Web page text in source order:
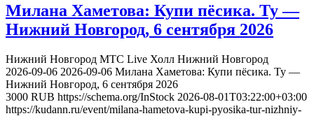
Милана Хаметова: Купи пёсика. Ту —
Нижний Новгород, 6 сентября 2026
Нижний Новгород МТС Live Холл Нижний Новгород
2026-09-06 2026-09-06 Милана Хаметова: Купи пёсика. Ту —
Нижний Новгород, 6 сентября 2026
3000 RUB https://schema.org/InStock 2026-08-01T03:22:00+03:00
https://kudann.ru/event/milana-hametova-kupi-pyosika-tur-nizhniy-